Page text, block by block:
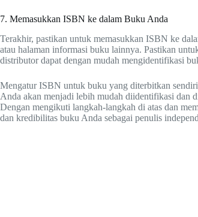
7. Memasukkan ISBN ke dalam Buku Anda
Terakhir, pastikan untuk memasukkan ISBN ke
atau halaman informasi buku lainnya. Pastikan
distributor dapat dengan mudah mengidentifikasi
Mengatur ISBN untuk buku yang diterbitkan
Anda akan menjadi lebih mudah diidentifikasi dan
Dengan mengikuti langkah-langkah di atas dan
dan kredibilitas buku Anda sebagai penulis